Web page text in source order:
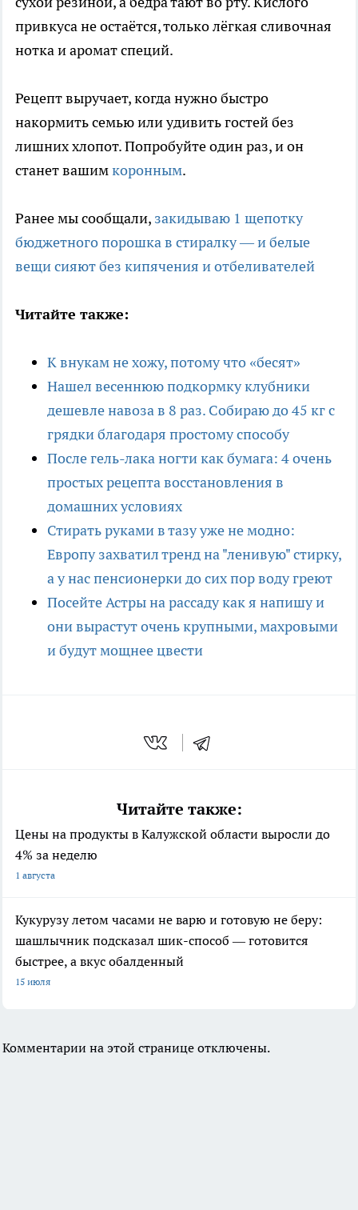
привкуса не остаётся, только лёгкая сливочная
нотка и аромат специй.
Рецепт выручает, когда нужно быстро
накормить семью или удивить гостей без
лишних хлопот. Попробуйте один раз, и он
станет вашимкоронным.
Ранее мы сообщали, закидываю 1 щепотку
бюджетного порошка в стиралку — и белые
вещи сияют без кипячения и отбеливателей
Читайте также:
К внукам не хожу, потому что «бесят»
Нашел весеннюю подкормку клубники
дешевле навоза в 8 раз. Собираю до 45 кг с
грядки благодаря простому способу
После гель-лака ногти как бумага: 4 очень
простых рецепта восстановления в
домашних условиях
Стирать руками в тазу уже не модно:
Европу захватил тренд на "ленивую" стирку,
а у нас пенсионерки до сих пор воду греют
Посейте Астры на рассаду как я напишу и
они вырастут очень крупными, махровыми
и будут мощнее цвести
Читайте также:
Цены на продукты в Калужской области выросли до
4% за неделю
1 августа
Кукурузу летом часами не варю и готовую не беру:
шашлычник подсказал шик-способ — готовится
быстрее, а вкус обалденный
15 июля
Комментарии на этой странице отключены.